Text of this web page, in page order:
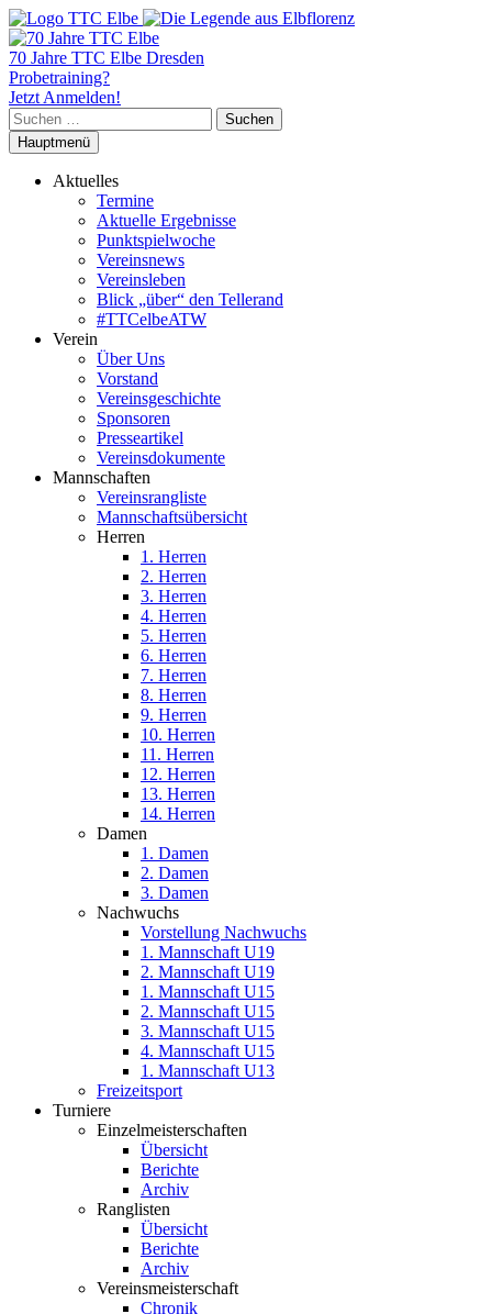
70 Jahre TTC Elbe Dresden
Probetraining?
Jetzt Anmelden!
Suchen
nach:
Hauptmenü
Aktuelles
Termine
Aktuelle Ergebnisse
Punktspielwoche
Vereinsnews
Vereinsleben
Blick „über“ den Tellerand
#TTCelbeATW
Verein
Über Uns
Vorstand
Vereinsgeschichte
Sponsoren
Presseartikel
Vereinsdokumente
Mannschaften
Vereinsrangliste
Mannschaftsübersicht
Herren
1. Herren
2. Herren
3. Herren
4. Herren
5. Herren
6. Herren
7. Herren
8. Herren
9. Herren
10. Herren
11. Herren
12. Herren
13. Herren
14. Herren
Damen
1. Damen
2. Damen
3. Damen
Nachwuchs
Vorstellung Nachwuchs
1. Mannschaft U19
2. Mannschaft U19
1. Mannschaft U15
2. Mannschaft U15
3. Mannschaft U15
4. Mannschaft U15
1. Mannschaft U13
Freizeitsport
Turniere
Einzelmeisterschaften
Übersicht
Berichte
Archiv
Ranglisten
Übersicht
Berichte
Archiv
Vereinsmeisterschaft
Chronik